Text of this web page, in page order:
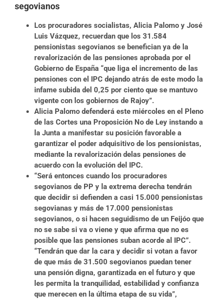
segovianos
Los procuradores socialistas, Alicia Palomo y José
Luis Vázquez, recuerdan que los 31.584
pensionistas segovianos se benefician ya de la
revalorización de las pensiones aprobada por el
Gobierno de España “que liga el incremento de las
pensiones con el IPC dejando atrás de este modo la
infame subida del 0,25 por ciento que se mantuvo
vigente con los gobiernos de Rajoy”.
Alicia Palomo defenderá este miércoles en el Pleno
de las Cortes una Proposición No de Ley instando a
la Junta a manifestar su posición favorable a
garantizar el poder adquisitivo de los pensionistas,
mediante la revalorización delas pensiones de
acuerdo con la evolución del IPC.
“Será entonces cuando los procuradores
segovianos de PP y la extrema derecha tendrán
que decidir si defienden a casi 15.000 pensionistas
segovianas y más de 17.000 pensionistas
segovianos, o si hacen seguidismo de un Feijóo que
no se sabe si va o viene y que afirma que no es
posible que las pensiones suban acorde al IPC”.
“Tendrán que dar la cara y decidir si votan a favor
de que más de 31.500 segovianos puedan tener
una pensión digna, garantizada en el futuro y que
les permita la tranquilidad, estabilidad y confianza
que merecen en la última etapa de su vida”,